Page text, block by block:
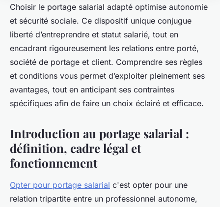
Choisir le portage salarial adapté optimise autonomie
et sécurité sociale. Ce dispositif unique conjugue
liberté d’entreprendre et statut salarié, tout en
encadrant rigoureusement les relations entre porté,
société de portage et client. Comprendre ses règles
et conditions vous permet d’exploiter pleinement ses
avantages, tout en anticipant ses contraintes
spécifiques afin de faire un choix éclairé et efficace.
Introduction au portage salarial :
définition, cadre légal et
fonctionnement
Opter pour portage salarial c'est opter pour une
relation tripartite entre un professionnel autonome,